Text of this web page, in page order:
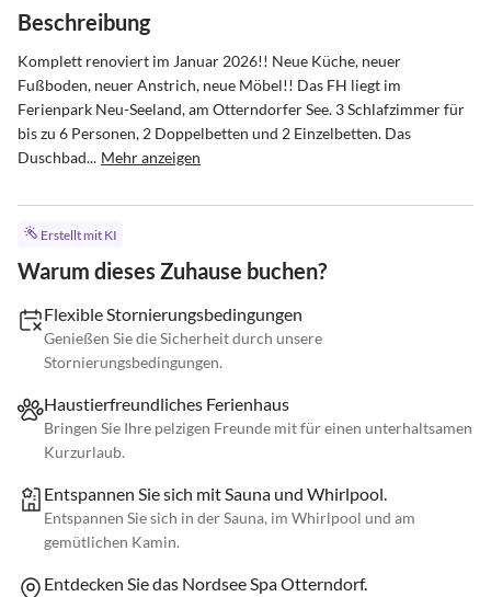
Beschreibung
Komplett renoviert im Januar 2026!! Neue Küche, neuer
Fußboden, neuer Anstrich, neue Möbel!! Das FH liegt im
Ferienpark Neu-Seeland, am Otterndorfer See. 3 Schlafzimmer für
bis zu 6 Personen, 2 Doppelbetten und 2 Einzelbetten. Das
Duschbad... Mehr anzeigen
Erstellt mit KI
Warum dieses Zuhause buchen?
Flexible Stornierungsbedingungen
Genießen Sie die Sicherheit durch unsere
Stornierungsbedingungen.
Haustierfreundliches Ferienhaus
Bringen Sie Ihre pelzigen Freunde mit für einen unterhaltsamen
Kurzurlaub.
Entspannen Sie sich mit Sauna und Whirlpool.
Entspannen Sie sich in der Sauna, im Whirlpool und am
gemütlichen Kamin.
Entdecken Sie das Nordsee Spa Otterndorf.